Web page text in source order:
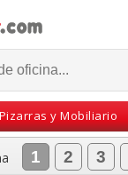
Pizarras y Mobiliario
1 2 3